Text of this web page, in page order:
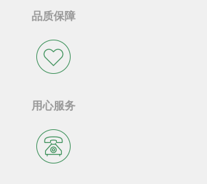
品质保障
用心服务